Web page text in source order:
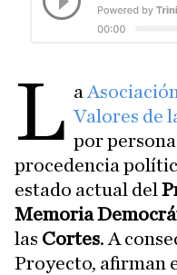
L a
Valores de
por
procedencia
estado actual del
Memoria
las Cortes. A
Proyecto, afirman